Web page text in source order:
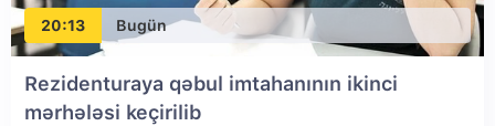
20:13 Bugün
Rezidenturaya qəbul imtahanının ikinci
mərhələsi keçirilib